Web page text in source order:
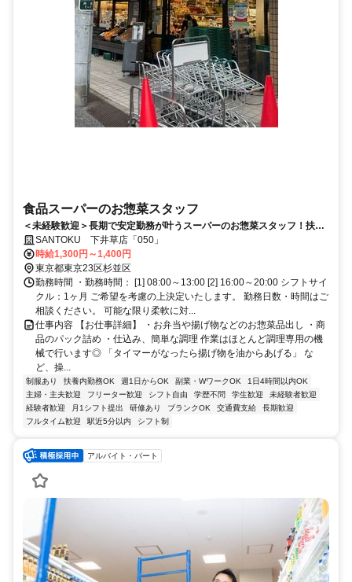
食品スーパーのお惣菜スタッフ
＜未経験歓迎＞長期で安定勤務が叶うスーパーのお惣菜スタッフ！扶養
内・ＷワークOK！幅広い年代活躍中！
SANTOKU 下井草店「050」
時給1,300円～1,400円
東京都東京23区杉並区
勤務時間 ・勤務時間： [1] 08:00～13:00 [2] 16:00～20:00 シフトサイ
クル：1ヶ月 ご希望を考慮の上決定いたします。 勤務日数・時間はご
相談ください。 可能な限り柔軟に対...
仕事内容 【お仕事詳細】 ・お弁当や揚げ物などのお惣菜品出し ・商
品のパック詰め ・仕込み、簡単な調理 作業はほとんど調理専用の機
械で行います◎ 「タイマーがなったら揚げ物を油からあげる」 な
ど、操...
制服あり 扶養内勤務OK 週1日からOK 副業・WワークOK
1日4時間以内OK
主婦・主夫歓迎
フリーター歓迎 シフト自由 学歴不問 学生歓迎
未経験者歓迎
経験者歓迎
月1シフト提出 研修あり ブランクOK 交通費支給
長期歓迎
フルタイム歓迎
駅近5分以内 シフト制
アルバイト・パート